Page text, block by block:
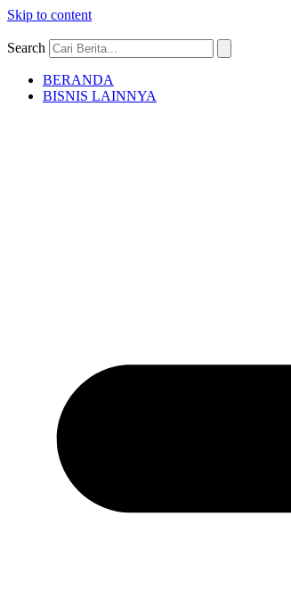
Skip to content
Search
BERANDA
BISNIS LAINNYA